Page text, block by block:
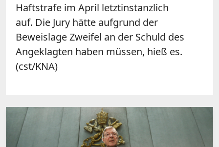
Haftstrafe im April letztinstanzlich
auf. Die Jury hätte aufgrund der
Beweislage Zweifel an der Schuld des
Angeklagten haben müssen, hieß es.
(cst/KNA)